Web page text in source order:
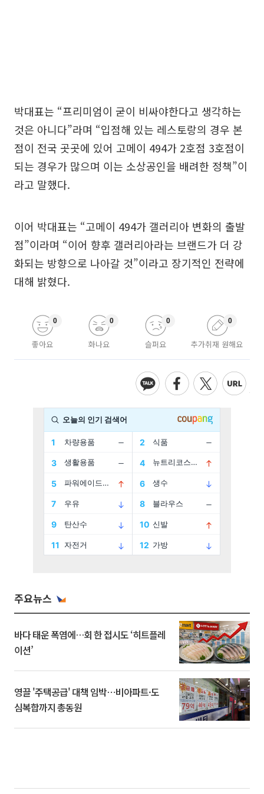
박대표는 “프리미엄이 굳이 비싸야한다고 생각하는
것은 아니다”라며 “입점해 있는 레스토랑의 경우 본
점이 전국 곳곳에 있어 고메이 494가 2호점 3호점이
되는 경우가 많으며 이는 소상공인을 배려한 정책”이
라고 말했다.
이어 박대표는 “고메이 494가 갤러리아 변화의 출발
점”이라며 “이어 향후 갤러리아라는 브랜드가 더 강
화되는 방향으로 나아갈 것”이라고 장기적인 전략에
대해 밝혔다.
좋아요
0
화나요
0
슬퍼요
0
추가취재 원해요
0
주요뉴스
바다 태운 폭염에…회 한 접시도 ‘히트플레
이션’
영끌 '주택공급' 대책 임박⋯비아파트·도
심복합까지 총동원